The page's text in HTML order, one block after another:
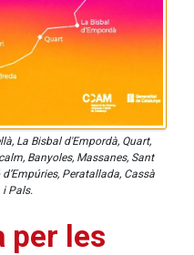
La Bisbal d'Empordà, Quart,
Banyoles, Massanes, Sant
Peratallada, Cassà
i Pals.
per les